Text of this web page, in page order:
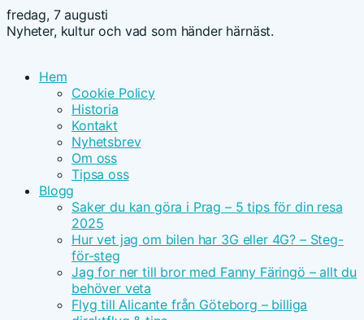
fredag, 7 augusti
Nyheter, kultur och vad som händer härnäst.
Hem
Cookie Policy
Historia
Kontakt
Nyhetsbrev
Om oss
Tipsa oss
Blogg
Saker du kan göra i Prag – 5 tips för din resa
2025
Hur vet jag om bilen har 3G eller 4G? – Steg-
för-steg
Jag for ner till bror med Fanny Färingö – allt du
behöver veta
Flyg till Alicante från Göteborg – billiga